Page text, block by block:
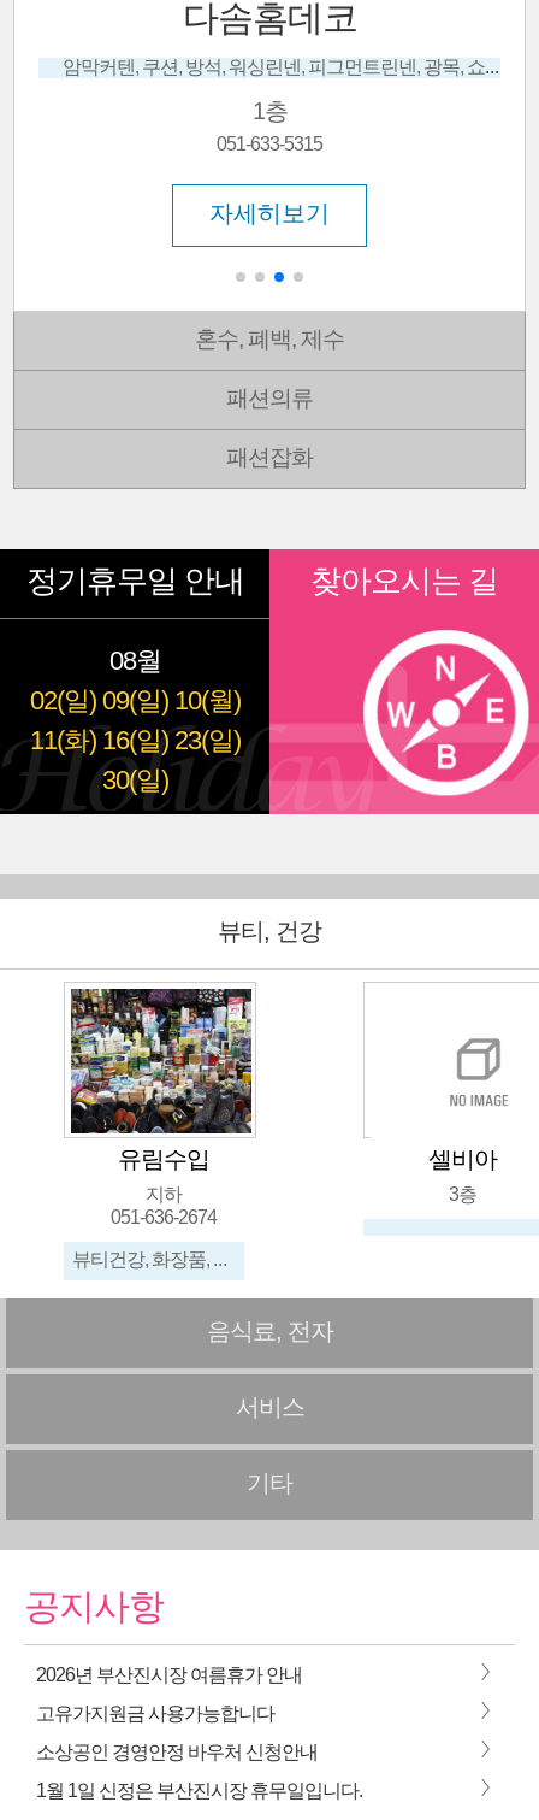
다솜홈데코
암막커텐, 쿠션, 방석, 워싱린넨, 피그먼트린넨, 광목, 쇼파카바, 옥스포드면, 프랑스자수, 앞치마, 테이블보
1층
051-633-5315
자세히보기
혼수, 폐백, 제수
패션의류
패션잡화
정기휴무일 안내
08월
02(일) 09(일) 10(월)
11(화) 16(일) 23(일)
30(일)
찾아오시는 길
뷰티, 건강
유림수입
지하
051-636-2674
뷰티건강, 화장품, 신발, 가방, 메리야스, 수입잡화
셀비아
3층
음식료, 전자
서비스
기타
공지사항
2026년 부산진시장 여름휴가 안내 >
고유가지원금 사용가능합니다 >
소상공인 경영안정 바우처 신청안내 >
1월 1일 신정은 부산진시장 휴무일입니다. >